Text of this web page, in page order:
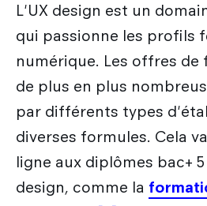
L'équipe Strate
Galileo Global Education
Encyclopédie du design
Qui sommes-nous ?
Parcoursup : Admission 1ère
Admission Parallèle : 2e, 3e et
Admission en Design
Admission en Mastères
Combien coûtent mes études ?
Nos prochaines dates
JPO & autres évènements
Nos actualités
Après Strate
Les métiers du design
Les secteurs d'activité du
Que deviennent nos diplômés ?
Recherche
Strate Research
Labo : Robotics by design lab
Labo : Exalt Design Lab
International
Découvrir le service
L'UX design est un
qui passionne les profils
numérique. Les offres
de plus en plus
par différents types
diverses formules. Cela
ligne aux diplômes bac+
design, comme la